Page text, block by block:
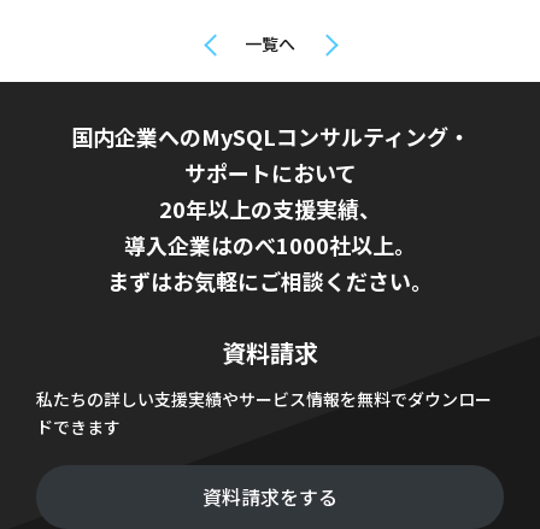
一覧へ
国内企業へのMySQLコンサルティング・
サポートにおいて
20年以上の支援実績、
導入企業はのべ1000社以上。
まずはお気軽にご相談ください。
資料請求
私たちの詳しい支援実績やサービス情報を無料でダウンロー
ドできます
資料請求をする